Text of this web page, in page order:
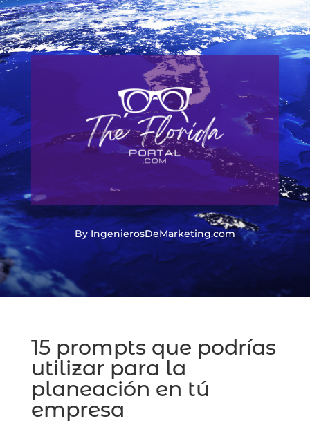
By IngenierosDeMarketing.com
15 prompts que podrías
utilizar para la
planeación en tú
empresa